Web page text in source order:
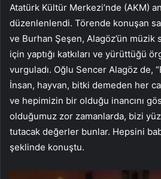
Atatürk Kültür Merkezi’nde (AKM)
düzenlenlendi. Törende konuşan
ve Burhan Şeşen, Alagöz’ün müzik
için yaptığı katkıları ve yürüttüğü
vurguladı. Oğlu Sencer Alagöz de,
İnsan, hayvan, bitki demeden her
ve hepimizin bir olduğu inancını
olduğumuz zor zamanlarda, bizi
tutacak değerler bunlar. Hepsini
şeklinde konuştu.